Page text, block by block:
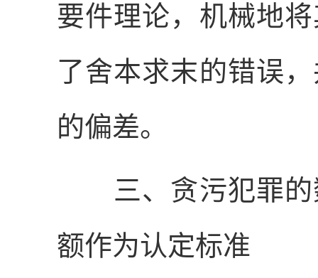
要件理论，机械地
了舍本求末的错误
的偏差。
三、贪污犯罪的
额作为认定标准